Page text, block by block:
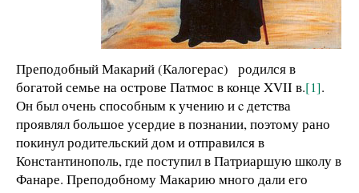
Преподобный Макарий (Калогерас) родился в
богатой семье на острове Патмос в конце XVII в.[1].
Он был очень способным к учению и c детства
проявлял большое усердие в познании, поэтому рано
по­кинул родительский дом и отправился в
Константинополь, где поступил в Патриаршую школу в
Фанаре. Преподобному Макарию много дали его